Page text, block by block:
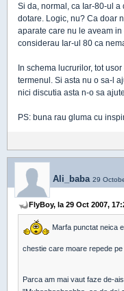
Si da, normal, ca Iar-80-ul
dotare. Logic, nu? Ca doar
aparate care nu le aveam
considerau Iar-ul 80 ca
In schema lucrurilor, tot
termenul. Si asta nu o sa-l
nici discutia asta n-o sa
PS: buna rau gluma cu
Ali_baba 29
FlyBoy, la 29 Oct 2007,
Marfa punctat neica
chestie care moare repede pe
Parca am mai vaut faze de-